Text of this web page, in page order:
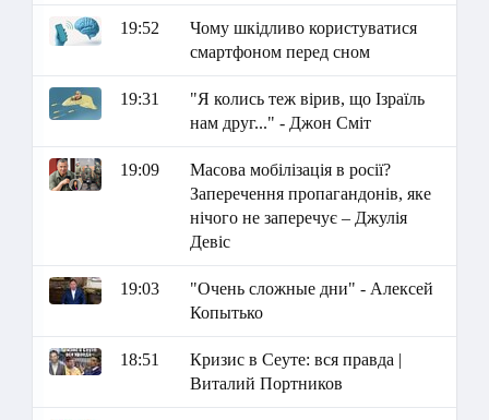
19:52
Чому шкідливо користуватися
смартфоном перед сном
19:31
"Я колись теж вірив, що Ізраїль
нам друг..." - Джон Сміт
19:09
Масова мобілізація в росії?
Заперечення пропагандонів, яке
нічого не заперечує – Джулія
Девіс
19:03
"Очень сложные дни" - Алексей
Копытько
18:51
Кризис в Сеуте: вся правда |
Виталий Портников